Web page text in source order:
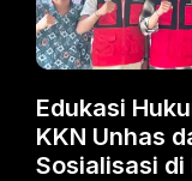
Edukasi
KKN Unhas
Sosialisasi di